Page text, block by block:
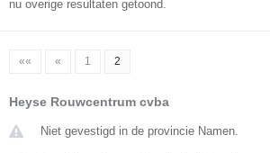
nu overige resultaten getoond.
«« « 1 2
Heyse Rouwcentrum cvba
Niet gevestigd in de provincie Namen.